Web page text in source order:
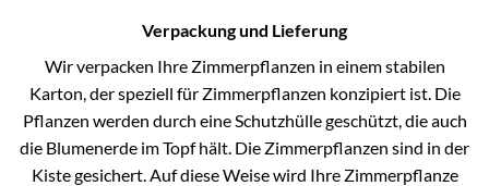
Verpackung und Lieferung
Wir verpacken Ihre Zimmerpflanzen in einem stabilen
Karton, der speziell für Zimmerpflanzen konzipiert ist. Die
Pflanzen werden durch eine Schutzhülle geschützt, die auch
die Blumenerde im Topf hält. Die Zimmerpflanzen sind in der
Kiste gesichert. Auf diese Weise wird Ihre Zimmerpflanze